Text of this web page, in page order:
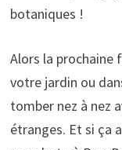
botaniques !
Alors la prochaine
votre jardin ou
tomber nez à nez
étranges. Et si ça